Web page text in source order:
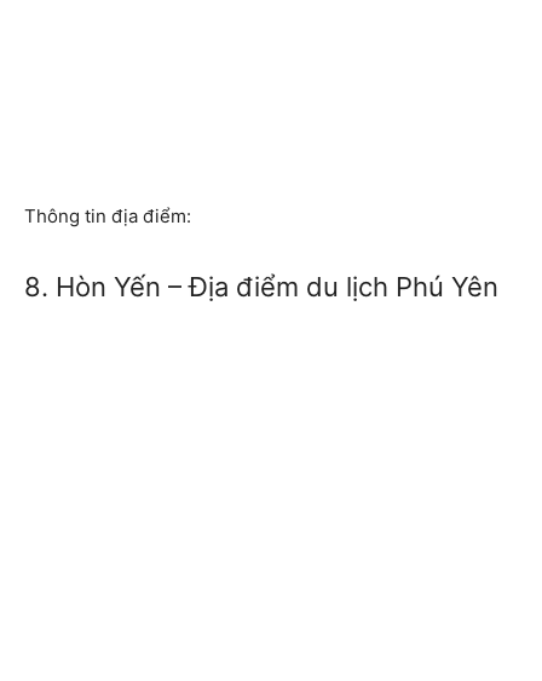
Thông tin địa điểm:
8. Hòn Yến – Địa điểm du lịch Phú Yên